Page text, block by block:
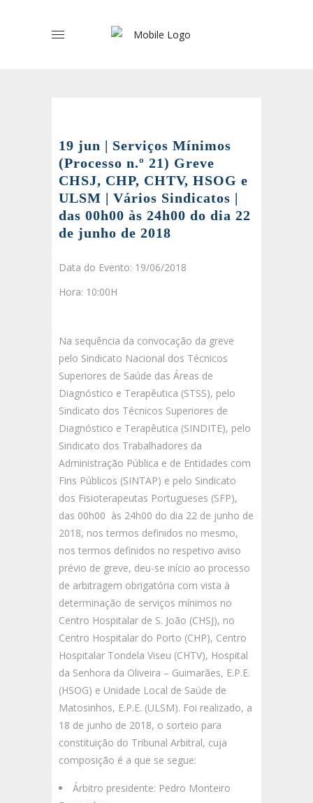
19 jun | Serviços Mínimos
(Processo n.º 21) Greve
CHSJ, CHP, CHTV, HSOG e
ULSM | Vários Sindicatos |
das 00h00 às 24h00 do dia 22
de junho de 2018
Data do Evento: 19/06/2018
Hora: 10:00H
Na sequência da convocação da greve
pelo Sindicato Nacional dos Técnicos
Superiores de Saúde das Áreas de
Diagnóstico e Terapêutica (STSS), pelo
Sindicato dos Técnicos Superiores de
Diagnóstico e Terapêutica (SINDITE), pelo
Sindicato dos Trabalhadores da
Administração Pública e de Entidades com
Fins Públicos (SINTAP) e pelo Sindicato
dos Fisioterapeutas Portugueses (SFP),
das 00h00 às 24h00 do dia 22 de junho de
2018, nos termos definidos no mesmo,
nos termos definidos no respetivo aviso
prévio de greve, deu-se início ao processo
de arbitragem obrigatória com vista à
determinação de serviços mínimos no
Centro Hospitalar de S. João (CHSJ), no
Centro Hospitalar do Porto (CHP), Centro
Hospitalar Tondela Viseu (CHTV), Hospital
da Senhora da Oliveira – Guimarães, E.P.E.
(HSOG) e Unidade Local de Saúde de
Matosinhos, E.P.E. (ULSM). Foi realizado, a
18 de junho de 2018, o sorteio para
constituição do Tribunal Arbitral, cuja
composição é a que se segue:
Árbitro presidente: Pedro Monteiro